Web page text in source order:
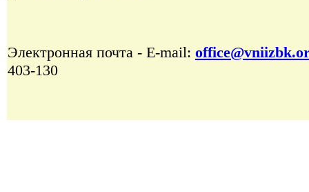
Электронная почта - E-mail:
403-130